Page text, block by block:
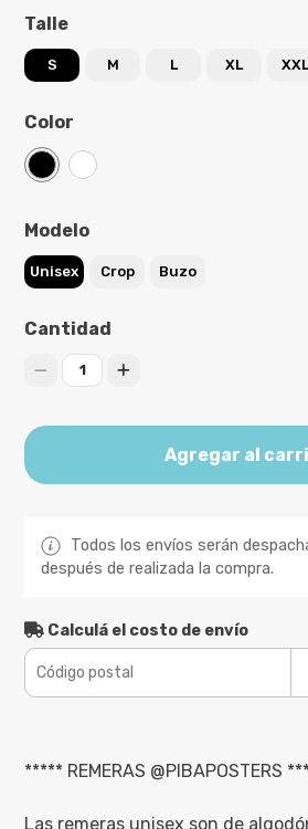
Talle
S M L XL XXL
Color
Modelo
Unisex Crop Buzo
Cantidad
1
Agregar al
Todos los envíos serán
después de realizada la compra.
Calculá el costo de envío
***** REMERAS @PIBAPOSTERS
Las remeras unisex son de